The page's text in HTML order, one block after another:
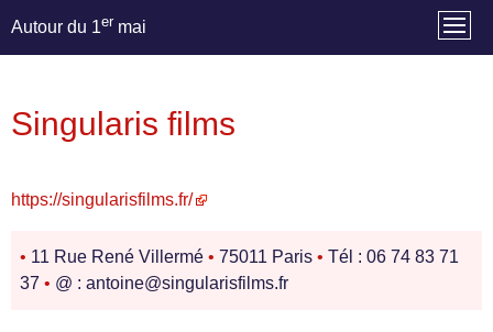
Autour du 1er mai
Singularis films
https://singularisfilms.fr/
• 11 Rue René Villermé • 75011 Paris • Tél : 06 74 83 71
37 • @ : antoine@singularisfilms.fr